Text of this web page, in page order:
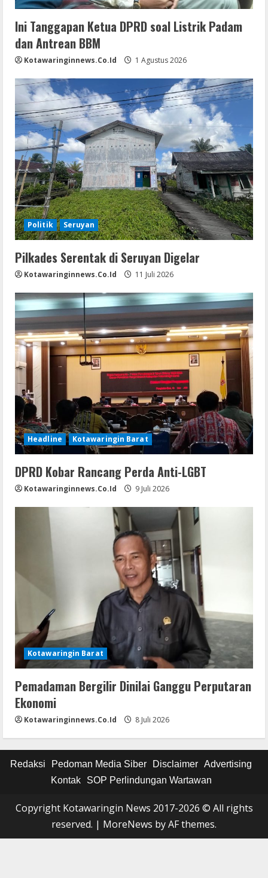
Ini Tanggapan Ketua DPRD soal Listrik Padam
dan Antrean BBM
Kotawaringinnews.co.id 1 Agustus 2026
Politik Seruyan
Pilkades Serentak di Seruyan Digelar
Kotawaringinnews.co.id 11 Juli 2026
Headline Kotawaringin Barat
DPRD Kobar Rancang Perda Anti-LGBT
Kotawaringinnews.co.id 9 Juli 2026
Kotawaringin Barat
Pemadaman Bergilir Dinilai Ganggu Perputaran
Ekonomi
Kotawaringinnews.co.id 8 Juli 2026
Redaksi Pedoman Media Siber Disclaimer Advertising
Kontak
SOP Perlindungan Wartawan
Copyright Kotawaringin News 2017-2026 © All rights
reserved. | MoreNews by AF themes.